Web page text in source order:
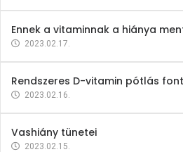
Ennek a vitaminnak a hiánya
2023.02.17.
Rendszeres D-vitamin pótlás
2023.02.16.
Vashiány tünetei
2023.02.15.